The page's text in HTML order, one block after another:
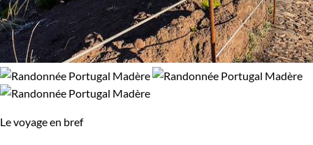
Le voyage en bref